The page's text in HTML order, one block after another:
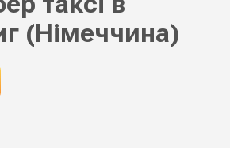
(Німеччина)